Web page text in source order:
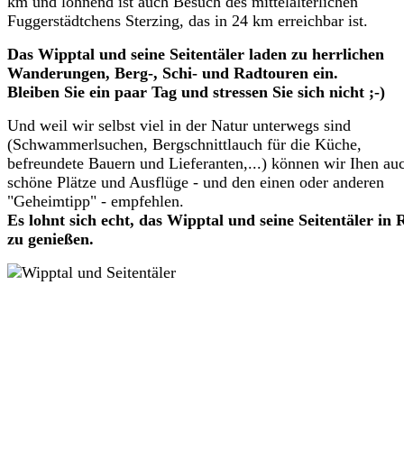
Fuggerstädtchens Sterzing, das in 24 km erreichbar ist.
Das Wipptal und seine Seitentäler laden zu herrlichen
Wanderungen, Berg-, Schi- und Radtouren ein.
Bleiben Sie ein paar Tag und stressen Sie sich nicht ;-)
Und weil wir selbst viel in der Natur unterwegs sind
(Schwammerlsuchen, Bergschnittlauch für die Küche,
befreundete Bauern und Lieferanten,...) können wir Ihen
schöne Plätze und Ausflüge - und den einen oder anderen
"Geheimtipp" - empfehlen.
Es lohnt sich echt, das Wipptal und seine Seitentäler in
zu genießen.